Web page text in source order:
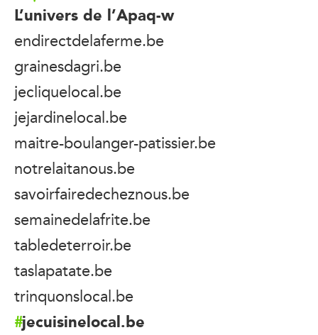
L’univers de l’Apaq-w
endirectdelaferme.be
grainesdagri.be
jecliquelocal.be
jejardinelocal.be
maitre-boulanger-patissier.be
notrelaitanous.be
savoirfairedecheznous.be
semainedelafrite.be
tabledeterroir.be
taslapatate.be
trinquonslocal.be
jecuisinelocal.be